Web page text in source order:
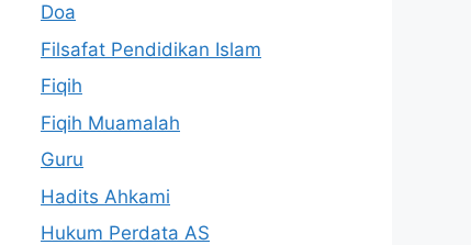
Doa
Filsafat Pendidikan Islam
Fiqih
Fiqih Muamalah
Guru
Hadits Ahkami
Hukum Perdata AS